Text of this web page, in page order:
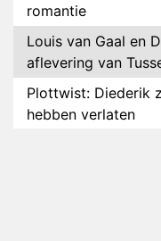
romantie
Louis van Gaal en
aflevering van
Plottwist: Diederik
hebben verlaten